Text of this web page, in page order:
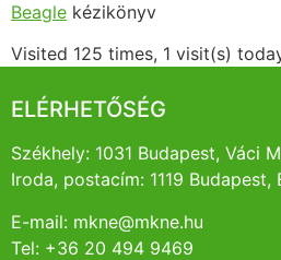
Beagle kézikönyv
Visited 125 times, 1 visit(s)
ELÉRHETŐSÉG
Székhely: 1031 Budapest, Váci
Iroda, postacím: 1119 Budapest,
E-mail: mkne@mkne.hu
Tel: +36 20 494 9469